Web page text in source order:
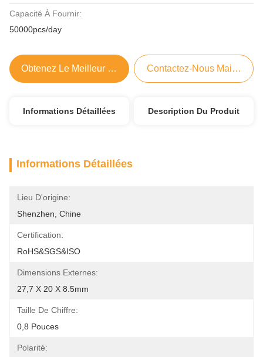
Capacité À Fournir:
50000pcs/day
Obtenez Le Meilleur Prix Contactez-Nous Maintenant
Informations Détaillées Description Du Produit
Informations Détaillées
Lieu D'origine:
Shenzhen, Chine
Certification:
RoHS&SGS&ISO
Dimensions Externes:
27,7 X 20 X 8.5mm
Taille De Chiffre:
0,8 Pouces
Polarité: